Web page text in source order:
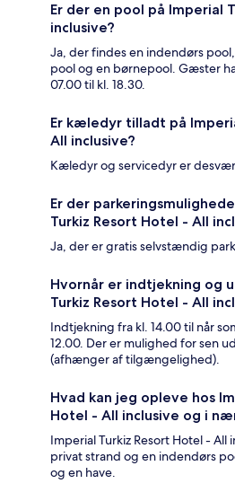
Er der en pool på Imperial
inclusive?
Ja, der findes en indendørs
pool og en børnepool. Gæster
07.00 til kl. 18.30.
Er kæledyr tilladt på
All inclusive?
Kæledyr og servicedyr er
Er der
Turkiz Resort Hotel - All
Ja, der er gratis selvstændig
Hvornår er indtjekning og
Turkiz Resort Hotel - All
Indtjekning fra kl. 14.00 til når
12.00. Der er mulighed for sen
(afhænger af tilgængelighed).
Hvad kan jeg opleve hos
Hotel - All inclusive og i
Imperial Turkiz Resort Hotel -
privat strand og en indendørs
og en have.